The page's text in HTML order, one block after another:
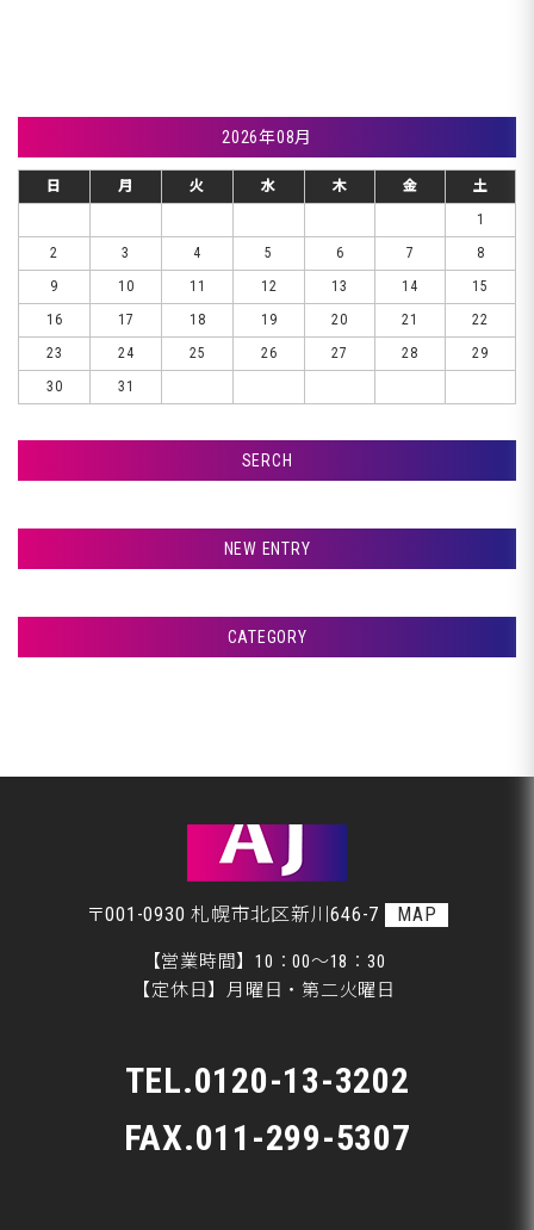
2026年08月
日 月 火 水 木 金
土
1
2
3 4 5 6 7
8
9
10 11 12 13 14
15
16
17 18 19 20 21
22
23
24 25 26 27 28
29
30
31
SERCH
NEW ENTRY
札幌市Ｗ様、エンジンオイル交換です♪
札幌市Ｈ様、ピットＩＮです♪
CATEGORY
美装
〒001-0930 札幌市北区新川646-7 MAP
【営業時間】10：00～18：30
【定休日】月曜日・第二火曜日
TEL.0120-13-3202
FAX.011-299-5307